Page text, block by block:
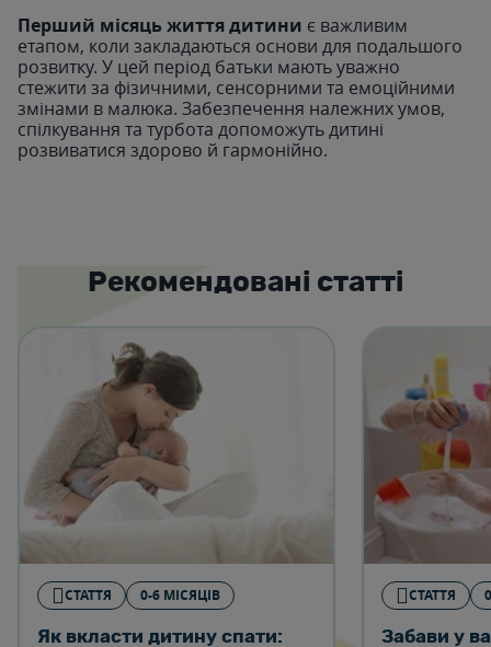
Перший місяць життя дитини є важливим
етапом, коли закладаються основи для подальшого
розвитку. У цей період батьки мають уважно
стежити за фізичними, сенсорними та емоційними
змінами в малюка. Забезпечення належних умов,
спілкування та турбота допоможуть дитині
розвиватися здорово й гармонійно.
Рекомендовані статті
СТАТТЯ 0-6 МІСЯЦІВ
Як вкласти дитину спати:
СТАТТЯ
Забави у